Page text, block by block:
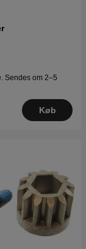
Sendes om 2–5
Køb